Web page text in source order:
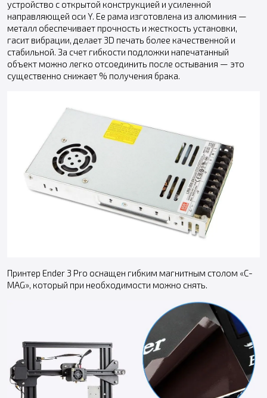
устройство с открытой конструкцией и усиленной
направляющей оси Y. Ее рама изготовлена из алюминия —
металл обеспечивает прочность и жесткость установки,
гасит вибрации, делает 3D печать более качественной и
стабильной. За счет гибкости подложки напечатанный
объект можно легко отсоединить после остывания — это
существенно снижает % получения брака.
Принтер Ender 3 Pro оснащен гибким магнитным столом «C-
MAG», который при необходимости можно снять.